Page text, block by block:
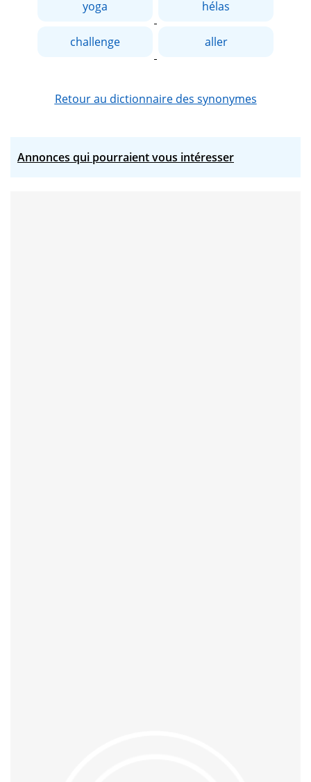
yoga hélas
challenge aller
Retour au dictionnaire des synonymes
Annonces qui pourraient vous intéresser